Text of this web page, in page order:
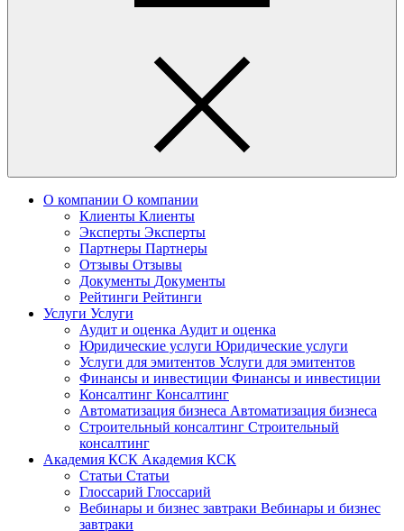
О компании О компании
Клиенты Клиенты
Эксперты Эксперты
Партнеры Партнеры
Отзывы Отзывы
Документы Документы
Рейтинги Рейтинги
Услуги Услуги
Аудит и оценка Аудит и оценка
Юридические услуги Юридические услуги
Услуги для эмитентов Услуги для эмитентов
Финансы и инвестиции Финансы и инвестиции
Консалтинг Консалтинг
Автоматизация бизнеса Автоматизация бизнеса
Строительный консалтинг Строительный
консалтинг
Академия КСК Академия КСК
Статьи Статьи
Глоссарий Глоссарий
Вебинары и бизнес завтраки Вебинары и бизнес
завтраки